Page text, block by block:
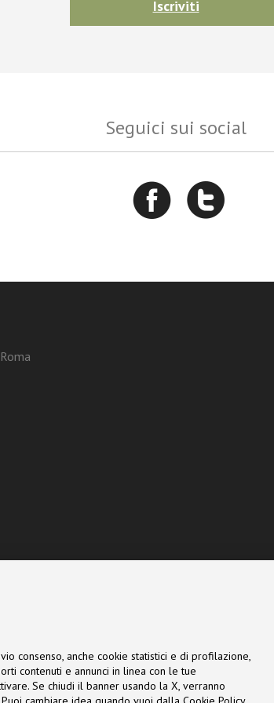
Iscriviti
Seguici sui social
consenso, anche cookie statistici e di profilazione,
contenuti e annunci in linea con le tue
Se chiudi il banner usando la X, verranno